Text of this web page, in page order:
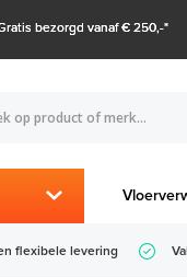
bezorgd vanaf € 250,-*
flexibele levering